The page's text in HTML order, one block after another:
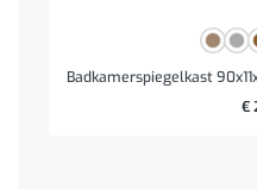
Badkamerspiegelkast
€